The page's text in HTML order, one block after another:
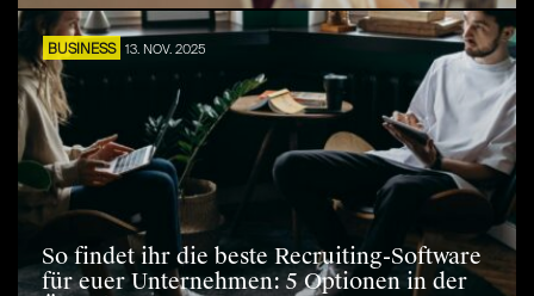
BUSINESS 13. NOV. 2025
So findet ihr die beste Recruiting-Software
für euer Unternehmen: 5 Optionen in der